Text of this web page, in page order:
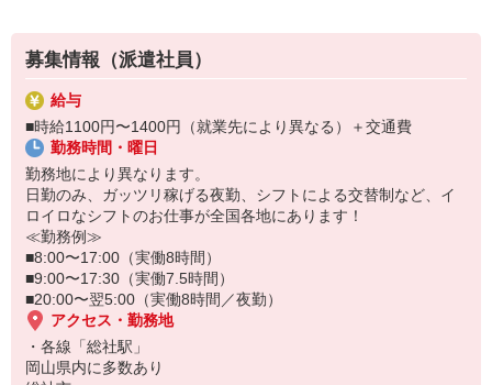
※原則月払いでの給与支払です。
＜あんしん資格取得制度＞
就業中の方にはフォークリフト・クレーン・玉掛け・溶接の資格
取得を全力サポート！講習料・受験料を全額当社負担します。
募集情報（派遣社員）
給与
■時給1100円〜1400円（就業先により異なる）＋交通費
勤務時間・曜日
勤務地により異なります。
日勤のみ、ガッツリ稼げる夜勤、シフトによる交替制など、イ
ロイロなシフトのお仕事が全国各地にあります！
≪勤務例≫
■8:00〜17:00（実働8時間）
■9:00〜17:30（実働7.5時間）
■20:00〜翌5:00（実働8時間／夜勤）
アクセス・勤務地
・各線「総社駅」
岡山県内に多数あり